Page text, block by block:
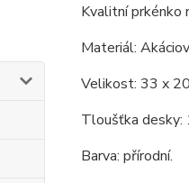
Kvalitní prkénko
Materiál:
Velikost: 33 x
Tloušťka desky:
Barva: přírodní.